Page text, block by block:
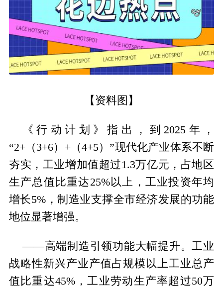
【资料图】
《行动计划》指出，到2025年，
“2+（3+6）+（4+5）”现代化产业体系不断
夯实，工业增加值超过1.3万亿元，占地区
生产总值比重达25%以上，工业投资年均
增长5%，制造业支撑全市经济发展的功能
地位显著增强。
——高端制造引领功能大幅提升。工业
战略性新兴产业产值占规模以上工业总产
值比重达45%，工业劳动生产率超过50万